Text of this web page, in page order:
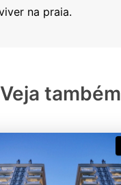
Veja também